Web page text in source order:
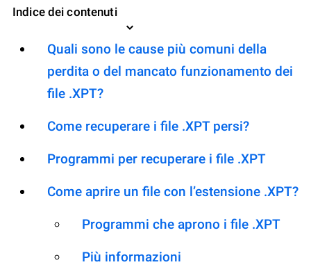
Indice dei contenuti
Quali sono le cause più comuni della
perdita o del mancato funzionamento dei
file .XPT?
Come recuperare i file .XPT persi?
Programmi per recuperare i file .XPT
Come aprire un file con l’estensione .XPT?
Programmi che aprono i file .XPT
Più informazioni